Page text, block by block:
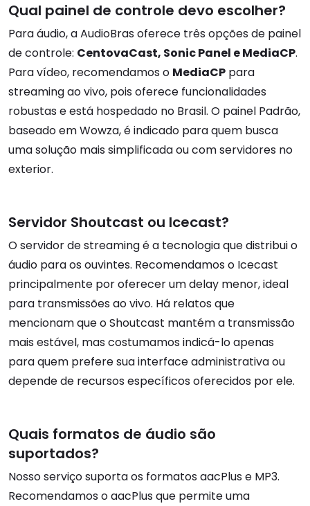
Qual painel de controle devo escolher?
Para áudio, a AudioBras oferece três opções de painel
de controle: CentovaCast, Sonic Panel e MediaCP.
Para vídeo, recomendamos o MediaCP para
streaming ao vivo, pois oferece funcionalidades
robustas e está hospedado no Brasil. O painel Padrão,
baseado em Wowza, é indicado para quem busca
uma solução mais simplificada ou com servidores no
exterior.
Servidor Shoutcast ou Icecast?
O servidor de streaming é a tecnologia que distribui o
áudio para os ouvintes. Recomendamos o Icecast
principalmente por oferecer um delay menor, ideal
para transmissões ao vivo. Há relatos que
mencionam que o Shoutcast mantém a transmissão
mais estável, mas costumamos indicá-lo apenas
para quem prefere sua interface administrativa ou
depende de recursos específicos oferecidos por ele.
Quais formatos de áudio são
suportados?
Nosso serviço suporta os formatos aacPlus e MP3.
Recomendamos o aacPlus que permite uma